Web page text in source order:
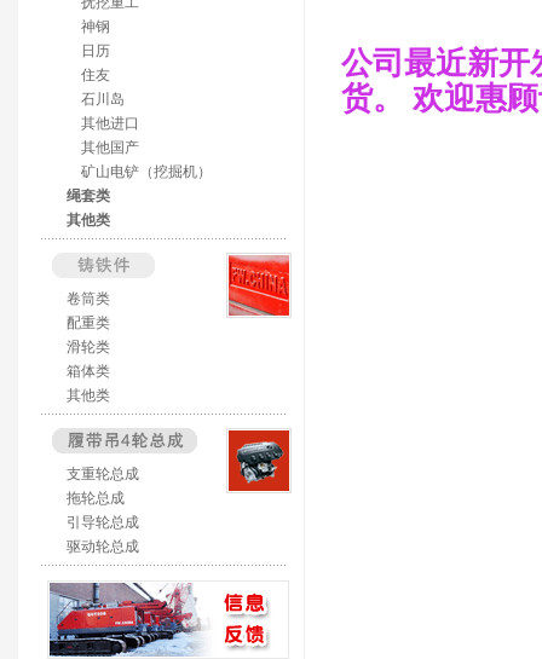
神钢
日历
住友
石川岛
其他进口
其他国产
矿山电铲（挖掘机）
绳套类
其他类
卷筒类
配重类
滑轮类
箱体类
其他类
支重轮总成
拖轮总成
引导轮总成
驱动轮总成
公司最近新
货。 欢迎惠